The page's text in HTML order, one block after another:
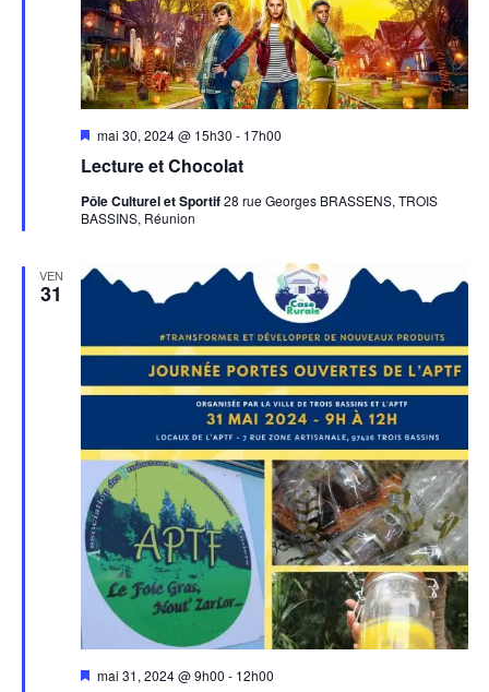
Lecture et Chocolat
Mis
avant
mai 30, 2024 @ 15h30 - 17h00
Pôle Culturel et Sportif28 rue Georges BRASSENS, TROIS
BASSINS, Réunion
VEN
31
Mis
mai 31, 2024 @ 9h00 - 12h00